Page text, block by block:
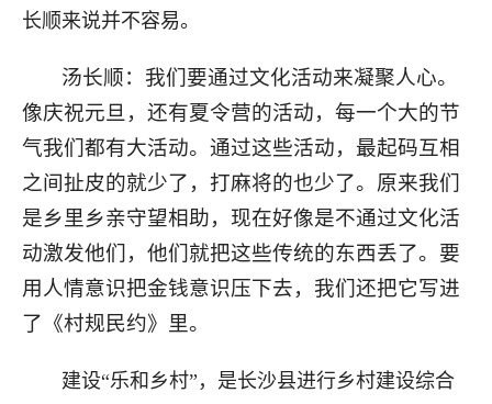
长顺来说并不容易。
汤长顺：我们要通过文化活动来凝聚人心。
像庆祝元旦，还有夏令营的活动，每一个大的节
气我们都有大活动。通过这些活动，最起码互相
之间扯皮的就少了，打麻将的也少了。原来我们
是乡里乡亲守望相助，现在好像是不通过文化活
动激发他们，他们就把这些传统的东西丢了。要
用人情意识把金钱意识压下去，我们还把它写进
了《村规民约》里。
建设“乐和乡村”，是长沙县进行乡村建设综合